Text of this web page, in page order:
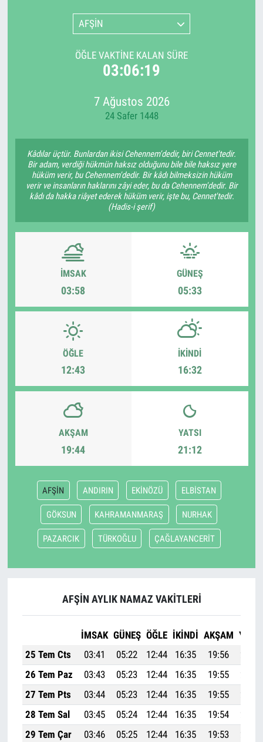
AFŞİN
ÖĞLE VAKTINE KALAN SÜRE
03:06:19
7 Ağustos 2026
24 Safer 1448
Kâdılar üçtür. Bunlardan ikisi Cehennem'dedir, biri Cennet'tedir.
Bir adam, verdiği hükmün haksız olduğunu bile bile haksız yere
hüküm verir, bu Cehennem'dedir. Bir kâdı bilmeksizin hüküm
verir ve insanların haklarını zâyi eder, bu da Cehennem'dedir. Bir
kâdı da hakka riâyet ederek hüküm verir, işte bu, Cennet'tedir.
(Hadis-i şerif)
İMSAK
03:58
GÜNEŞ
05:33
ÖĞLE
12:43
İKINDI
16:32
AKŞAM
19:44
YATSI
21:12
AFŞİN ANDIRIN EKİNÖZÜ ELBİSTAN
GÖKSUN KAHRAMANMARAŞ NURHAK
PAZARCIK TÜRKOĞLU ÇAĞLAYANCERİT
AFŞİN AYLIK NAMAZ VAKITLERI
İMSAK GÜNEŞ ÖĞLE İKINDI AKŞAM YATSI
25 Tem Cts
03:41 05:22 12:44 16:35 19:56
26 Tem Paz
03:43 05:23 12:44 16:35 19:55
27 Tem Pts
03:44 05:23 12:44 16:35 19:55
28 Tem Sal
03:45 05:24 12:44 16:35 19:54
29 Tem Çar
03:46 05:25 12:44 16:35 19:53